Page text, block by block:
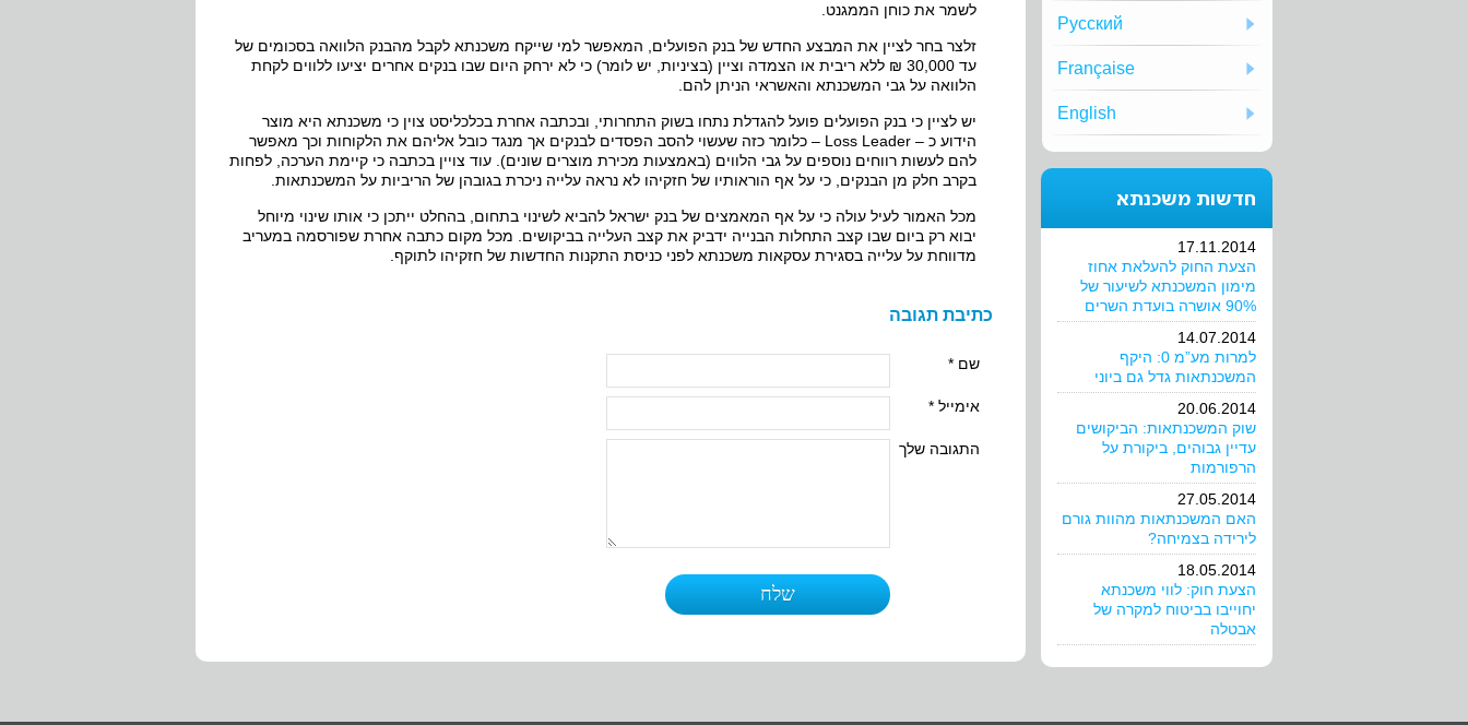
Русский
Française
English
חדשות משכנתא
17.11.2014
הצעת החוק להעלאת אחוז
מימון המשכנתא לשיעור של
90% אושרה בועדת השרים
14.07.2014
למרות מע”מ 0: היקף
המשכנתאות גדל גם ביוני
20.06.2014
שוק המשכנתאות: הביקושים
עדיין גבוהים, ביקורת על
הרפורמות
27.05.2014
האם המשכנתאות מהוות גורם
לירידה בצמיחה?
18.05.2014
הצעת חוק: לווי משכנתא
יחוייבו בביטוח למקרה של
אבטלה
לשמר את כוחן הממגנט.
זלצר בחר לציין את המבצע החדש של בנק הפועלים, המאפשר למי שייקח משכנתא לקבל מהבנק הלוואה בסכומים של
עד 30,000 ₪ ללא ריבית או הצמדה וציין (בציניות, יש לומר) כי לא ירחק היום שבו בנקים אחרים יציעו ללווים לקחת
הלוואה על גבי המשכנתא והאשראי הניתן להם.
יש לציין כי בנק הפועלים פועל להגדלת נתחו בשוק התחרותי, ובכתבה אחרת בכלכליסט צוין כי משכנתא היא מוצר
הידוע כ – Loss Leader – כלומר כזה שעשוי להסב הפסדים לבנקים אך מנגד כובל אליהם את הלקוחות וכך מאפשר
להם לעשות רווחים נוספים על גבי הלווים (באמצעות מכירת מוצרים שונים). עוד צויין בכתבה כי קיימת הערכה, לפחות
בקרב חלק מן הבנקים, כי על אף הוראותיו של חזקיהו לא נראה עלייה ניכרת בגובהן של הריביות על המשכנתאות.
מכל האמור לעיל עולה כי על אף המאמצים של בנק ישראל להביא לשינוי בתחום, בהחלט ייתכן כי אותו שינוי מיוחל
יבוא רק ביום שבו קצב התחלות הבנייה ידביק את קצב העלייה בביקושים. מכל מקום כתבה אחרת שפורסמה במעריב
מדווחת על עלייה בסגירת עסקאות משכנתא לפני כניסת התקנות החדשות של חזקיהו לתוקף.
כתיבת תגובה
שם *
אימייל *
התגובה שלך